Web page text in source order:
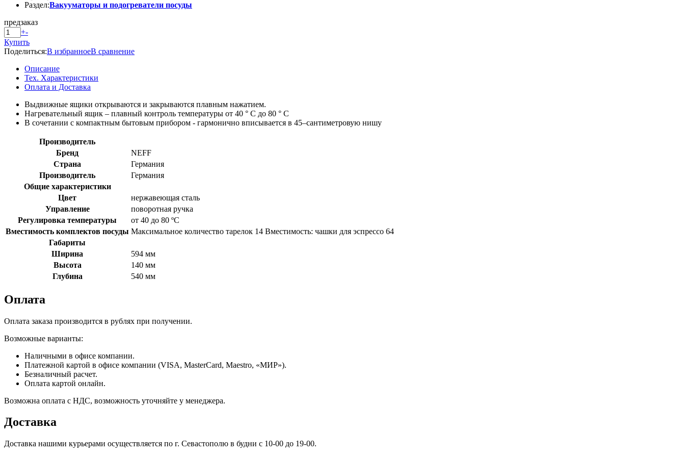
Раздел:Вакууматоры и подогреватели посуды
предзаказ
+-
Купить
Поделиться:В избранноеВ сравнение
Описание
Тех. Характеристики
Оплата и Доставка
Выдвижные ящики открываются и закрываются плавным нажатием.
Нагревательный ящик – плавный контроль температуры от 40 ° C до 80 ° C
В сочетании с компактным бытовым прибором - гармонично вписывается в 45–сантиметровую нишу
Производитель
Бренд
NEFF
Страна
Германия
Производитель
Германия
Общие характеристики
Цвет
нержавеющая сталь
Управление
поворотная ручка
Регулировка температуры
от 40 до 80 ºС
Вместимость комплектов посуды Максимальное количество тарелок 14 Вместимость: чашки для эспрессо 64
Габариты
Ширина
594 мм
Высота
140 мм
Глубина
540 мм
Оплата
Оплата заказа производится в рублях при получении.
Возможные варианты:
Наличными в офисе компании.
Платежной картой в офисе компании (VISA, MasterCard, Maestro, «МИР»).
Безналичный расчет.
Оплата картой онлайн.
Возможна оплата с НДС, возможность уточняйте у менеджера.
Доставка
Доставка нашими курьерами осуществляется по г. Севастополю в будни с 10-00 до 19-00.